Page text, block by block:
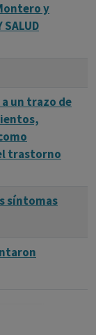
y
un trazo de
trastorno
síntomas